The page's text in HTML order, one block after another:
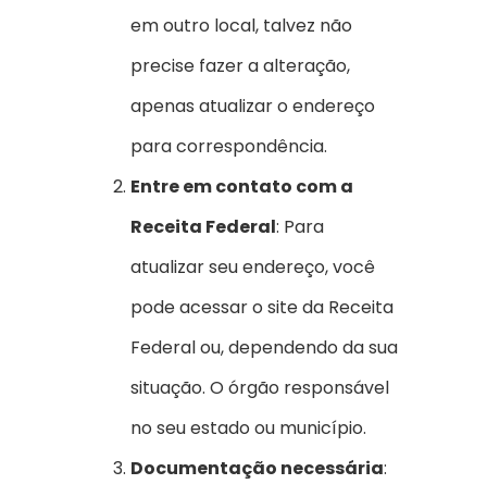
em outro local, talvez não
precise fazer a alteração,
apenas atualizar o endereço
para correspondência.
Entre em contato com a
Receita Federal: Para
atualizar seu endereço, você
pode acessar o site da Receita
Federal ou, dependendo da sua
situação. O órgão responsável
no seu estado ou município.
Documentação necessária: